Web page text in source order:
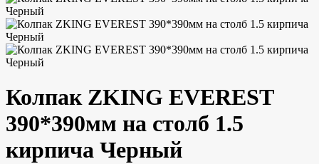
Колпак ZKING EVEREST
390*390мм на столб 1.5
кирпича Черный